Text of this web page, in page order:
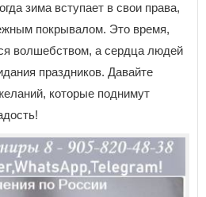
зима вступает в свои права,
покрывалом. Это время,
волшебством, а сердца людей
праздников. Давайте
которые поднимут